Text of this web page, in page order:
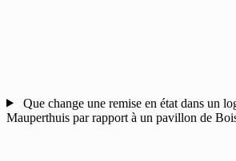
Que change une remise en état dans un
Mauperthuis par rapport à un pavillon de